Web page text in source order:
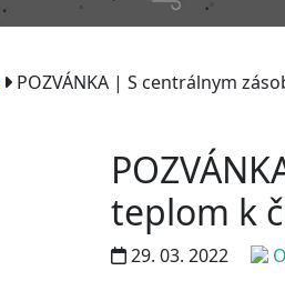
POZVÁNKA | S centrálnym
teplom k
29. 03. 2022